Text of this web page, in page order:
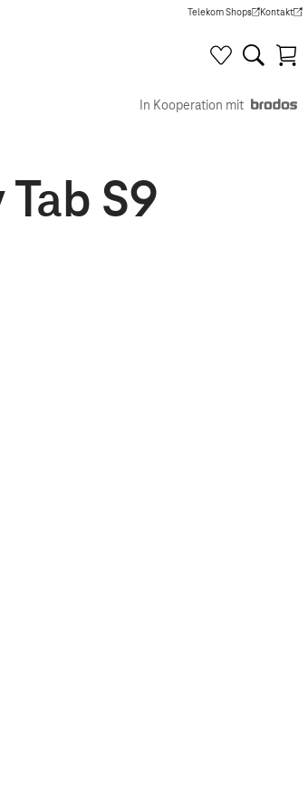
Telekom Shops
(Wird in einem neuen Tab
Kontakt
(Wird in
In Kooperation mit
S9